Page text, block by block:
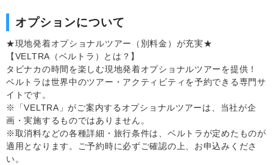
オプションについて
★現地発着オプショナルツアー（別料金）が充実★
【VELTRA（ベルトラ）とは？】
タビナカの時間を楽しむ現地発着オプショナルツアーを提供！
ベルトラは世界中のツアー・アクティビティを予約できる専門サ
イトです。
※「VELTRA」がご案内するオプショナルツアーは、当社が企
画・実施するものではありません。
※取消料などの各種詳細・旅行条件は、ベルトラが定めたものが
適用となります。ご予約時に必ずご確認の上、お申込みくださ
い。